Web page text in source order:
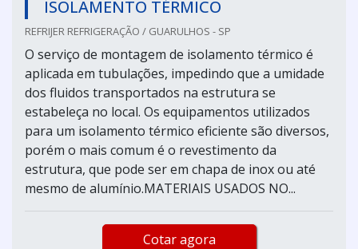
ISOLAMENTO TÉRMICO
REFRIJER REFRIGERAÇÃO / GUARULHOS - SP
O serviço de montagem de isolamento térmico é
aplicada em tubulações, impedindo que a umidade
dos fluidos transportados na estrutura se
estabeleça no local. Os equipamentos utilizados
para um isolamento térmico eficiente são diversos,
porém o mais comum é o revestimento da
estrutura, que pode ser em chapa de inox ou até
mesmo de alumínio.MATERIAIS USADOS NO...
Cotar agora